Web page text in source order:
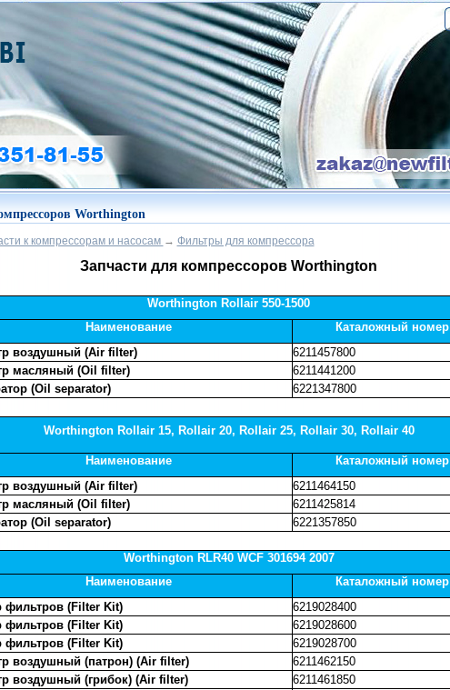
Worthington
к компрессорам и насосам → Фильтры для компрессора
Запчасти для компрессоров Worthington
Worthington Rollair 550-1500
Наименование
Каталожный номер
воздушный (Air filter)
6211457800
масляный (Oil filter)
6211441200
(Oil separator)
6221347800
Worthington Rollair 15, Rollair 20, Rollair 25, Rollair 30, Rollair 40
Наименование
Каталожный номер
воздушный (Air filter)
6211464150
масляный (Oil filter)
6211425814
(Oil separator)
6221357850
Worthington RLR40 WCF 301694 2007
Наименование
Каталожный номер
фильтров (Filter Kit)
6219028400
фильтров (Filter Kit)
6219028600
фильтров (Filter Kit)
6219028700
воздушный (патрон) (Air filter)
6211462150
воздушный (грибок) (Air filter)
6211461850